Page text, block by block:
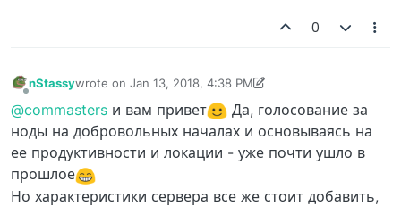
0
nStassywrote on Jan 13, 2018, 4:38 PM
last edited by nStassyJan 13, 2018, 4:39 PM
@commasters и вам привет
Да, голосование за
ноды на добровольных началах и основываясь на
ее продуктивности и локации - уже почти ушло в
прошлое
Но характеристики сервера все же стоит добавить,